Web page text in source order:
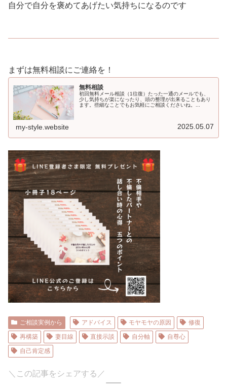
自分で自分を褒めてあげたい気持ちになるのです
まずは無料相談にご連絡を！
無料相談
初回無料メール相談（1往復）たった一通のメールでも、
少し気持ちが楽になったり、頭の整理が出来ることもあり
ます。些細なことでもお気軽にご相談くださいね。...
my-style.website 2025.05.07
ご相談実例から アドバイス モヤモヤの原因
修復
再構築
妻目線 直接示談 自分軸
自尊心
自己肯定感
＼この記事をシェアする／